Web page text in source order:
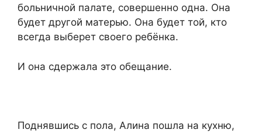
больничной палате, совершенно одна. Она
будет другой матерью. Она будет той, кто
всегда выберет своего ребёнка.
И она сдержала это обещание.
Поднявшись с пола, Алина пошла на кухню,